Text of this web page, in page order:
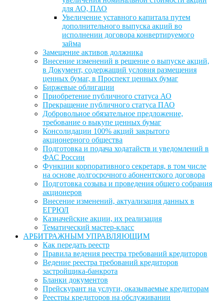
для АО, ПАО
Увеличение уставного капитала путем
дополнительного выпуска акций во
исполнении договора конвертируемого
займа
Замещение активов должника
Внесение изменений в решение о выпуске акций,
в Документ, содержащий условия размещения
ценных бумаг, в Проспект ценных бумаг
Биржевые облигации
Приобретение публичного статуса АО
Прекращение публичного статуса ПАО
Добровольное обязательное предложение,
требование о выкупе ценных бумаг
Консолидации 100% акций закрытого
акционерного общества
Подготовка и подача ходатайств и уведомлений в
ФАС России
Функции корпоративного секретаря, в том числе
на основе долгосрочного абонентского договора
Подготовка созыва и проведения общего собрания
акционеров
Внесение изменений, актуализация данных в
ЕГРЮЛ
Казначейские акции, их реализация
Тематический мастер-класс
АРБИТРАЖНЫМ УПРАВЛЯЮЩИМ
Как передать реестр
Правила ведения реестра требований кредиторов
Ведение реестра требований кредиторов
застройщика-банкрота
Бланки документов
Прейскурант на услуги, оказываемые кредиторам
Реестры кредиторов на обслуживании